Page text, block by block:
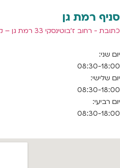
סניף רמת גן
כתובת - רחוב ז'בוטינסקי 33 רמת גן – קומה 12 - מגדלי התאומים #1
יום שני:
08:30-18:00
יום שלישי:
08:30-18:00
יום רביעי:
08:30-18:00